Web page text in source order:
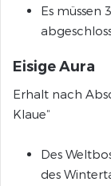
Es müssen
Eisige Aura
Erhalt nach
Klaue“
Des
des